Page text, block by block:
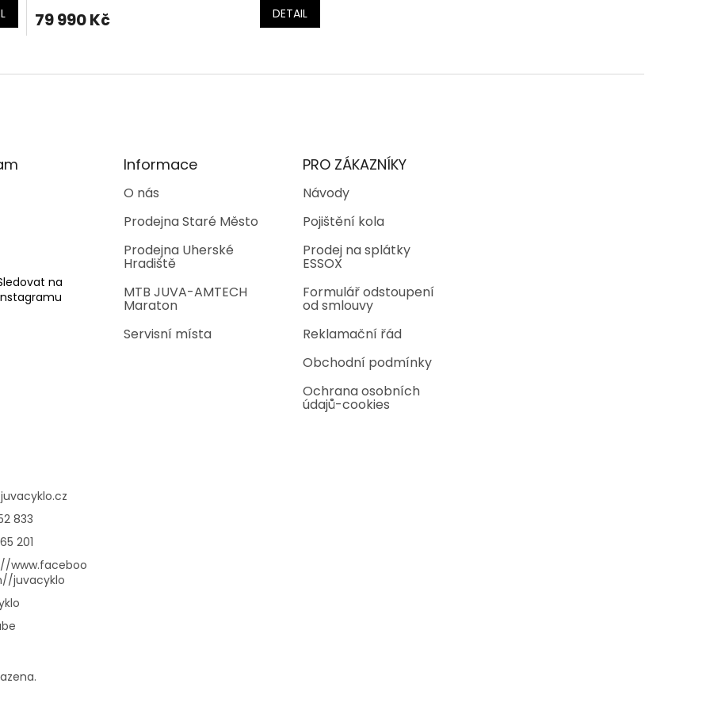
79 990 Kč DETAIL
v
í
k
v
p
i
s
u
na
Informace
O nás
Prodejna Staré Město
Prodejna Uherské
Hradiště
MTB JUVA-AMTECH
Maraton
Servisní místa
PRO ZÁKAZNÍKY
Návody
Pojištění kola
Prodej na splátky
ESSOX
Formulář odstoupení
od smlouvy
Reklamační řád
Obchodní podmínky
Ochrana osobních
údajů-cookies
juvacyklo.cz
833
201
www.faceboo
juvacyklo